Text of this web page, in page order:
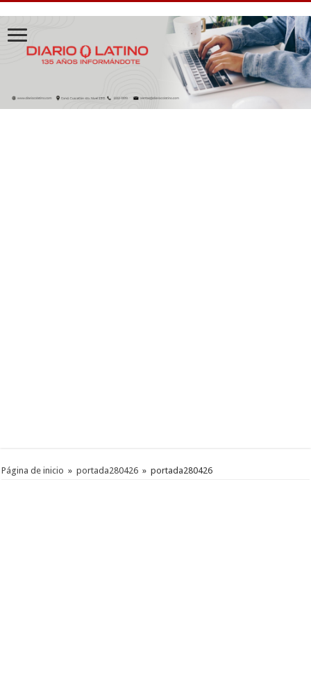
Página de inicio » portada280426 » portada280426